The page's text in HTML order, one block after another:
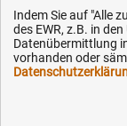
Indem Sie auf "Alle
des EWR, z.B. in
Datenübermittlung
vorhanden oder